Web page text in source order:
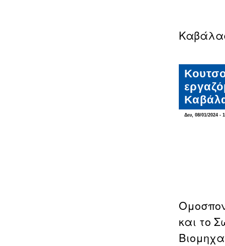
Δευ, 08/01/2024 -
και το